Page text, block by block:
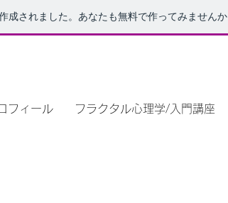
成されました。あなたも無料で作ってみません
フィール フラクタル心理学/入門講座